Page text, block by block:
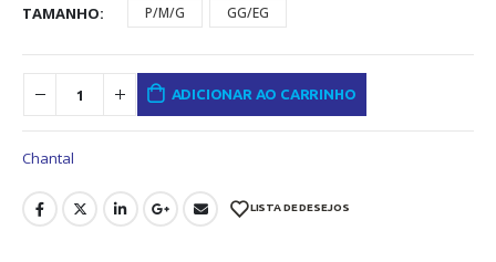
TAMANHO P/M/G GG/EG
ADICIONAR AO CARRINHO
Chantal
LISTA DE DESEJOS